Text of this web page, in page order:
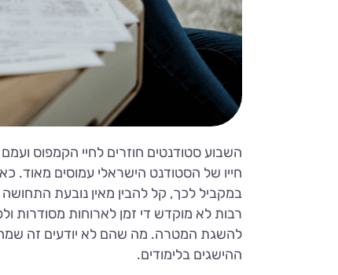
השבוע סטודנטים חוזרים לחיי הקמפוס
חייו של הסטודנט הישראלי עמוסים מאוד.
במקביל לכך, קל להבין מאין נובעת
רבות לא מוקדש די זמן לארוחות מסודרות
להשגת המטרה. מה שהם לא יודעים זה
ההישגים בלימודים.